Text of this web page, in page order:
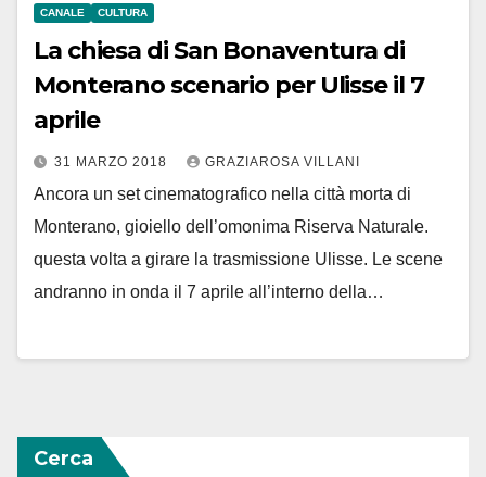
CANALE CULTURA
La chiesa di San Bonaventura di
Monterano scenario per Ulisse il 7
aprile
31 MARZO 2018 GRAZIAROSA VILLANI
Ancora un set cinematografico nella città morta di
Monterano, gioiello dell’omonima Riserva Naturale.
questa volta a girare la trasmissione Ulisse. Le scene
andranno in onda il 7 aprile all’interno della…
Cerca